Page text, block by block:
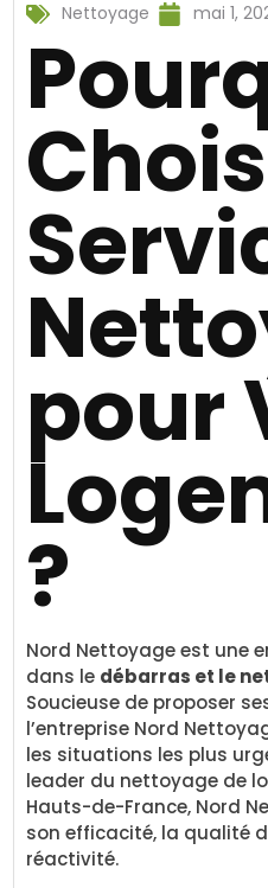
Nettoyage mai 1,
pour
?
Nord Nettoyage est une
dans le débarras et le
Soucieuse de proposer
l’entreprise Nord
les situations les plus
leader du nettoyage de
Hauts-de-France, Nord
son efficacité, la qualité
réactivité.